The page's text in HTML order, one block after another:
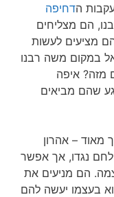
הדחיפה
הם מצליחים
מציעים לעשות
במקום משה רבנו
מזה? איפה
שהם מביאים
– אהרון
נגדו, אך אפשר
הם מניעים את
בעצמו יעשה להם